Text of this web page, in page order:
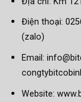
Điện thoại:
(zalo)
Email:
Website: